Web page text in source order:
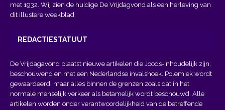
met 1932. Wij zien de huidige De Vrijdagvond als een herleving van
dit illustere weekblad.
REDACTIESTATUUT
De Vrijdagavond plaatst nieuwe artikelen die Joods-inhoudelijk zijn,
beschouwend en met een Nederlandse invalshoek. Polemiek wordt
gewaardeerd, maar alles binnen de grenzen zoals dat in het
normale menselijk verkeer als betamelijk wordt beschouwd. Alle
artikelen worden onder verantwoordelijkheid van de betreffende